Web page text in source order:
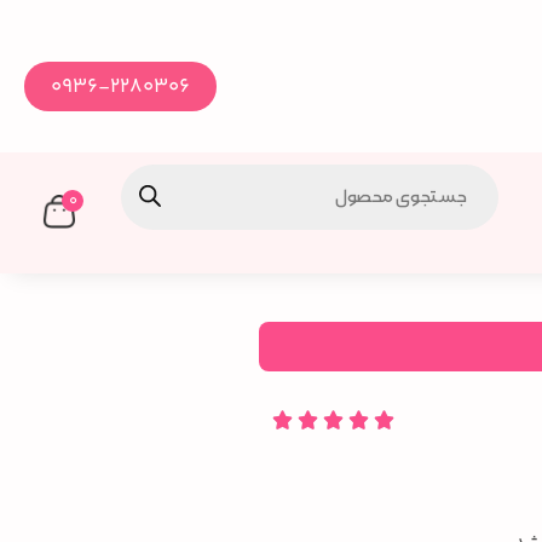
0936-2280306
0